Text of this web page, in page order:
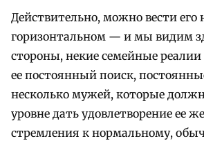
Действительно, можно вести его
горизонтальном — и мы видим
стороны, некие семейные
ее постоянный поиск,
несколько мужей, которые
уровне дать удовлетворение ее
стремления к нормальному,